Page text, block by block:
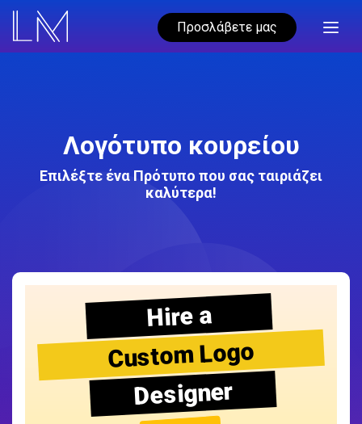
Προσλάβετε μας
Λογότυπο κουρείου
Επιλέξτε ένα Πρότυπο που σας ταιριάζει
καλύτερα!
Hire a
Custom Logo
Designer